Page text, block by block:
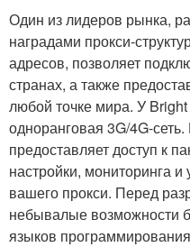
Один из лидеров рынка,
наградами прокси-
адресов, позволяет
странах, а также
любой точке мира. У
одноранговая 3G/4G-
предоставляет доступ к
настройки, мониторинга
вашего прокси. Перед
небывалые возможности
языков